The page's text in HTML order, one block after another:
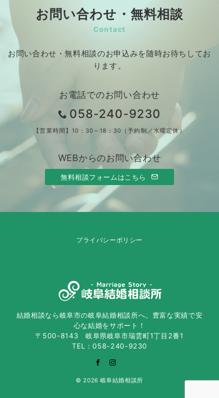
お問い合わせ・無料相談
Contact
お問い合わせ・無料相談のお申込みを随時お待ちしてお
ります。
お電話でのお問い合わせ
058-240-9230
【営業時間】10：30～18：30（予約制／水曜定休）
WEBからのお問い合わせ
無料相談フォームはこちら
プライバシーポリシー
結婚相談なら岐阜市の岐阜結婚相談所へ。豊富な実績で安
心な結婚をサポート！
〒500-8143 岐阜県岐阜市瑞雲町1丁目2番1
TEL：058-240-9230
© 2026 岐阜結婚相談所